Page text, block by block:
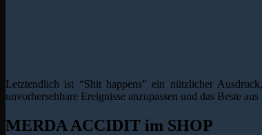
Letztendlich ist “Shit happens” ein nützlicher
unvorhersehbare Ereignisse anzupassen und das Beste
MERDA ACCIDIT im SHOP